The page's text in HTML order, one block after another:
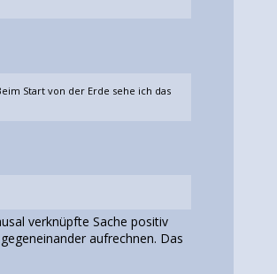
Start von der Erde sehe ich das
verknüpfte Sache positiv
aufrechnen. Das